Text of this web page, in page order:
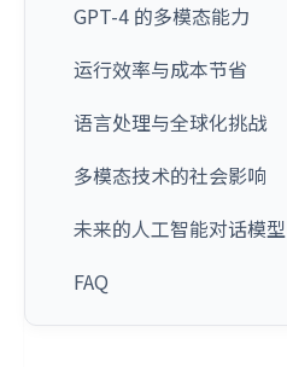
GPT-4 的多模态能力
运行效率与成本节省
语言处理与全球化挑战
多模态技术的社会影响
未来的人工智能对话模型
FAQ